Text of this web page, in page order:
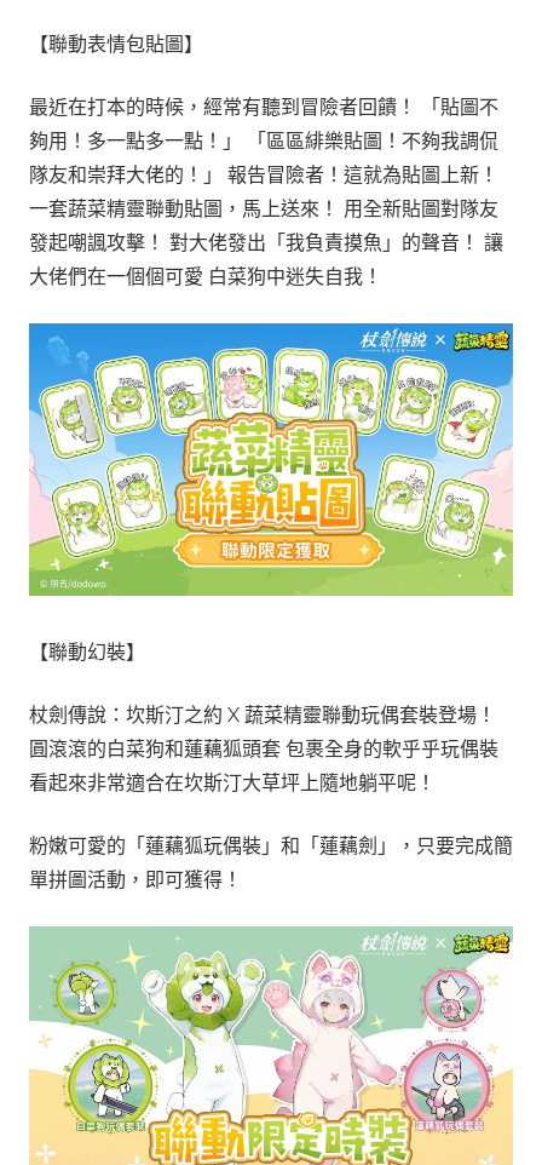
【聯動表情包貼圖】
最近在打本的時候，經常有聽到冒險者回饋！ 「貼圖不
夠用！多一點多一點！」 「區區緋樂貼圖！不夠我調侃
隊友和崇拜大佬的！」 報告冒險者！這就為貼圖上新！
一套蔬菜精靈聯動貼圖，馬上送來！ 用全新貼圖對隊友
發起嘲諷攻擊！ 對大佬發出「我負責摸魚」的聲音！ 讓
大佬們在一個個可愛 白菜狗中迷失自我！
【聯動幻裝】
杖劍傳說：坎斯汀之約 X 蔬菜精靈聯動玩偶套裝登場！
圓滾滾的白菜狗和蓮藕狐頭套 包裹全身的軟乎乎玩偶裝
看起來非常適合在坎斯汀大草坪上隨地躺平呢！
粉嫩可愛的「蓮藕狐玩偶裝」和「蓮藕劍」，只要完成簡
單拼圖活動，即可獲得！